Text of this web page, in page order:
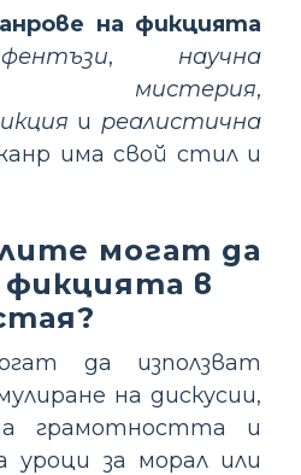
на фикцията
фентъзи, научна
мистерия,
и реалистична
има свой стил и
могат да
фикцията в
да използват
на дискусии,
грамотността и
уроци за морал или